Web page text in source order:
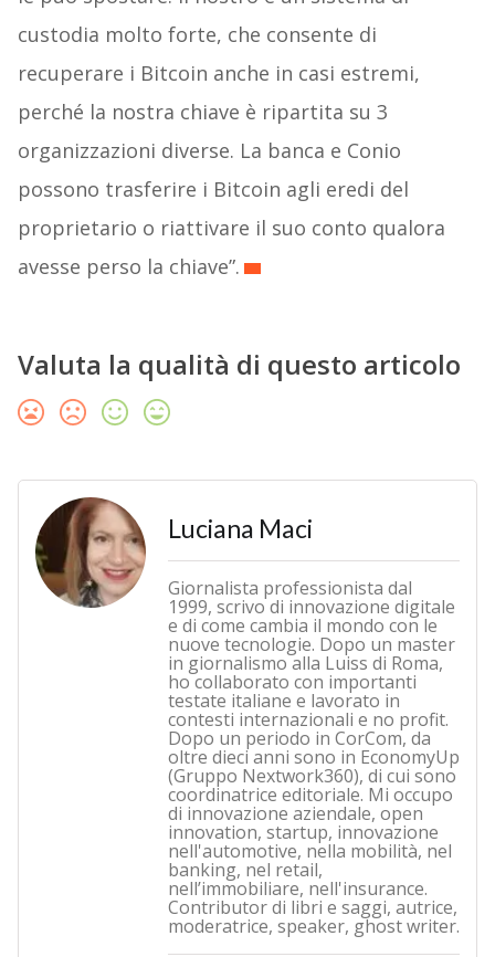
custodia molto forte, che consente di
recuperare i Bitcoin anche in casi estremi,
perché la nostra chiave è ripartita su 3
organizzazioni diverse. La banca e Conio
possono trasferire i Bitcoin agli eredi del
proprietario o riattivare il suo conto qualora
avesse perso la chiave”.
Valuta la qualità di questo articolo
Luciana Maci
Giornalista professionista dal
1999, scrivo di innovazione digitale
e di come cambia il mondo con le
nuove tecnologie. Dopo un master
in giornalismo alla Luiss di Roma,
ho collaborato con importanti
testate italiane e lavorato in
contesti internazionali e no profit.
Dopo un periodo in CorCom, da
oltre dieci anni sono in EconomyUp
(Gruppo Nextwork360), di cui sono
coordinatrice editoriale. Mi occupo
di innovazione aziendale, open
innovation, startup, innovazione
nell'automotive, nella mobilità, nel
banking, nel retail,
nell’immobiliare, nell'insurance.
Contributor di libri e saggi, autrice,
moderatrice, speaker, ghost writer.